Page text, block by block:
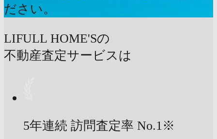
ださい。
LIFULL HOME'Sの
不動産査定サービスは
5年連続 訪問査定率 No.1※